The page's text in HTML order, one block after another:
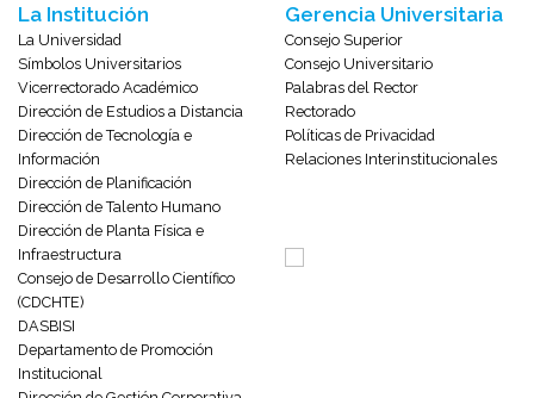
La Institución
La Universidad
Símbolos Universitarios
Vicerrectorado Académico
Dirección de Estudios a Distancia
Dirección de Tecnología e
Información
Dirección de Planificación
Dirección de Talento Humano
Dirección de Planta Física e
Infraestructura
Consejo de Desarrollo Científico
(CDCHTE)
DASBISI
Departamento de Promoción
Institucional
Gerencia Universitaria
Consejo Superior
Consejo Universitario
Palabras del Rector
Rectorado
Políticas de Privacidad
Relaciones Interinstitucionales